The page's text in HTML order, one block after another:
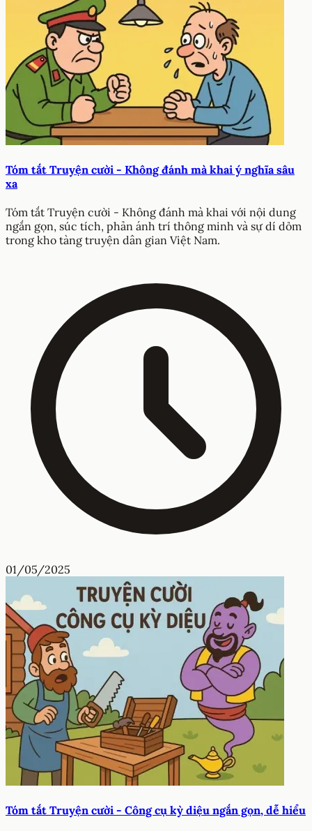
Tóm tắt Truyện cười - Không đánh mà khai ý nghĩa sâu
xa
Tóm tắt Truyện cười - Không đánh mà khai với nội dung
ngắn gọn, súc tích, phản ánh trí thông minh và sự dí dỏm
trong kho tàng truyện dân gian Việt Nam.
01/05/2025
Tóm tắt Truyện cười - Công cụ kỳ diệu ngắn gọn, dễ hiểu